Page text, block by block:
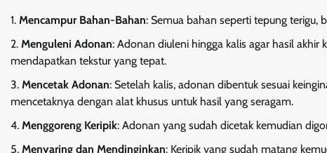
Mencampur Bahan-Bahan: Semua bahan seperti tepung terigu,
Menguleni Adonan: Adonan diuleni hingga kalis agar hasil
mendapatkan tekstur yang tepat.
Mencetak Adonan: Setelah kalis, adonan dibentuk sesuai
mencetaknya dengan alat khusus untuk hasil yang seragam.
Menggoreng Keripik: Adonan yang sudah dicetak kemudian
Menyaring dan Mendinginkan: Keripik yang sudah matang